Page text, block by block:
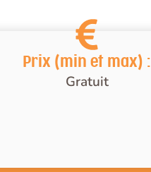
Prix (min et max) :
Gratuit